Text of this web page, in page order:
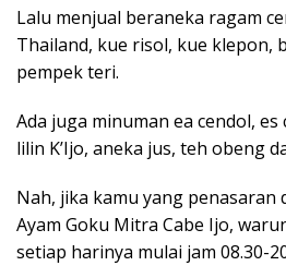
Lalu menjual beraneka ragam
Thailand, kue risol, kue klepon,
pempek teri.
Ada juga minuman ea cendol,
lilin K’Ijo, aneka jus, teh obeng
Nah, jika kamu yang penasaran
Ayam Goku Mitra Cabe Ijo,
setiap harinya mulai jam 08.30-